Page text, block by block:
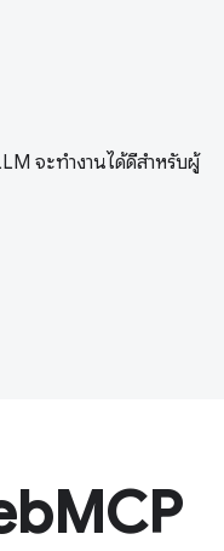
จะทำงานได้ดีสำหรับผู้